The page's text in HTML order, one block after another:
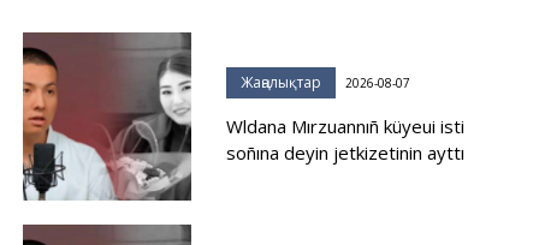
Жаңалықтар 2026-08-07
Wldana Mırzuannıñ küyeui isti
soñına deyin jetkizetinin ayttı